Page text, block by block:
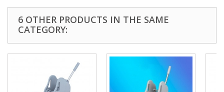
6 OTHER PRODUCTS IN THE SAME
CATEGORY: